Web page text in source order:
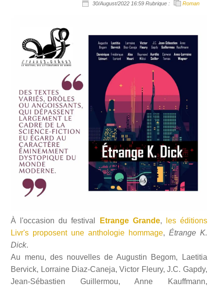
30/August/2022 16:59 Rubrique : Roman
À l'occasion du festival Etrange Grande, les éditions
Livr's proposent une anthologie hommage, Étrange K.
Dick.
Au menu, des nouvelles de Augustin Begom, Laetitia
Bervick, Lorraine Diaz-Caneja, Victor Fleury, J.C. Gapdy,
Jean-Sébastien Guillermou, Anne Kauffmann,